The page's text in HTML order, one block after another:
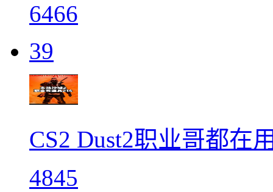
6466
39
CS2 Dust2职业哥都在
4845